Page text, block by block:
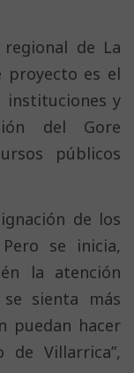
de La
proyecto es el
instituciones y
del Gore
públicos
de los
se inicia,
la atención
sienta más
puedan hacer
Villarrica”,